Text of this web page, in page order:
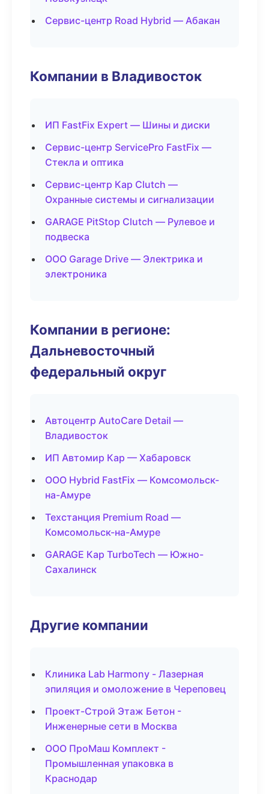
Сервис-центр Road Hybrid — Абакан
Компании в Владивосток
ИП FastFix Expert — Шины и диски
Сервис-центр ServicePro FastFix —
Стекла и оптика
Сервис-центр Кар Clutch —
Охранные системы и сигнализации
GARAGE PitStop Clutch — Рулевое и
подвеска
ООО Garage Drive — Электрика и
электроника
Компании в регионе:
Дальневосточный
федеральный округ
Автоцентр AutoCare Detail —
Владивосток
ИП Автомир Кар — Хабаровск
ООО Hybrid FastFix — Комсомольск-
на-Амуре
Техстанция Premium Road —
Комсомольск-на-Амуре
GARAGE Кар TurboTech — Южно-
Сахалинск
Другие компании
Клиника Lab Harmony - Лазерная
эпиляция и омоложение в Череповец
Проект-Строй Этаж Бетон -
Инженерные сети в Москва
ООО ПроМаш Комплект -
Промышленная упаковка в
Краснодар